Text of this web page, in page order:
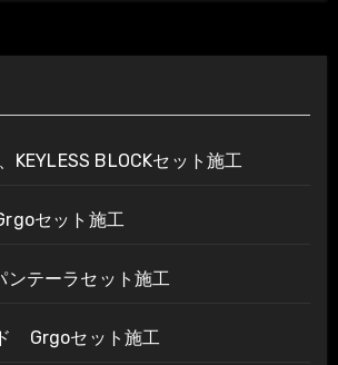
BLOCKセット施工
セット施工
テーラセット施工
Grgoセット施工